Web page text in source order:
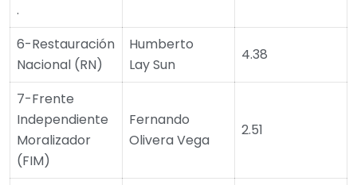
.
6-Restauración
Nacional (RN)
Humberto
Lay Sun
4.38
7-Frente
Independiente
Moralizador
(FIM)
Fernando
Olivera Vega
2.51